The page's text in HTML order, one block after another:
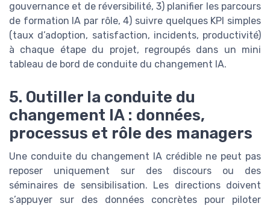
gouvernance et de réversibilité, 3) planifier les parcours
de formation IA par rôle, 4) suivre quelques KPI simples
(taux d’adoption, satisfaction, incidents, productivité)
à chaque étape du projet, regroupés dans un mini
tableau de bord de conduite du changement IA.
5. Outiller la conduite du
changement IA : données,
processus et rôle des managers
Une conduite du changement IA crédible ne peut pas
reposer uniquement sur des discours ou des
séminaires de sensibilisation. Les directions doivent
s’appuyer sur des données concrètes pour piloter